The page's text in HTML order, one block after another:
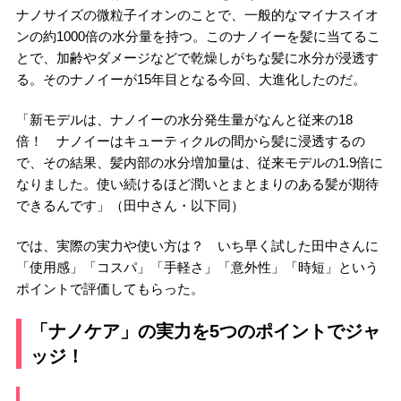
ナノサイズの微粒子イオンのことで、一般的なマイナスイオ
ンの約1000倍の水分量を持つ。このナノイーを髪に当てるこ
とで、加齢やダメージなどで乾燥しがちな髪に水分が浸透す
る。そのナノイーが15年目となる今回、大進化したのだ。
「新モデルは、ナノイーの水分発生量がなんと従来の18
倍！ ナノイーはキューティクルの間から髪に浸透するの
で、その結果、髪内部の水分増加量は、従来モデルの1.9倍に
なりました。使い続けるほど潤いとまとまりのある髪が期待
できるんです」（田中さん・以下同）
では、実際の実力や使い方は？ いち早く試した田中さんに
「使用感」「コスパ」「手軽さ」「意外性」「時短」という
ポイントで評価してもらった。
「ナノケア」の実力を5つのポイントでジャ
ッジ！